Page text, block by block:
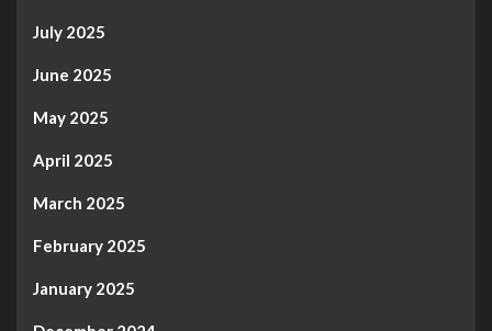
July 2025
June 2025
May 2025
April 2025
March 2025
February 2025
January 2025